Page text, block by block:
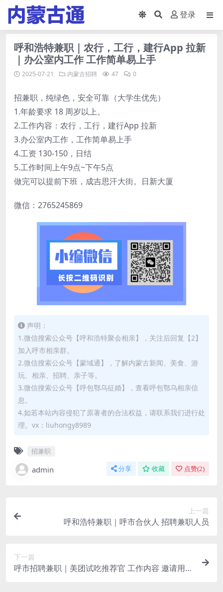
登录
呼和浩特兼职｜农行，工行，建行App 拉新
｜办公室内工作 工作简单易上手
2025-07-21 内蒙古招聘 47 0
招兼职，纯绿色，安全可靠（大学生优先）
1.年龄要求 18 周岁以上。
2.工作内容：农行，工行，建行App 拉新
3.办公室内工作，工作简单易上手
4.工资 130-150，日结
5.工作时间上午9点~下午5点
做完可以提前下班，成吉思汗大街。日新大厦
微信：2765245869
声明：
1.微信搜索公众号【呼和浩特聚会相亲】，关注后回复【2】
加入呼市相亲群。
2.微信搜索公众号【蒙域通】，了解内蒙古新闻、美食、游
玩、相亲、招聘、亲子等。
3.微信搜索公众号【呼包鄂乌征婚】，查看呼包鄂乌相亲信
息。
4.如若本站内容侵犯了原著者的合法权益，请联系我们进行处
理。vx：liuhongy8989
招兼职
admin 分享 收藏 点赞(2)
上一篇
呼和浩特兼职｜呼市合伙人 招聘兼职人员
下一篇
呼市招聘兼职｜美团试吃推荐官 工作内容 邀请用户